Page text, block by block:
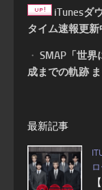
iTunesダ
タイム速報更新
・ SMAP「世界
成までの軌跡
最新記事